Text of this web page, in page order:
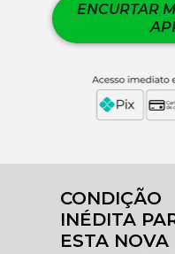
ENCURTAR
CONDIÇÃO
INÉDITA
ESTA NOVA